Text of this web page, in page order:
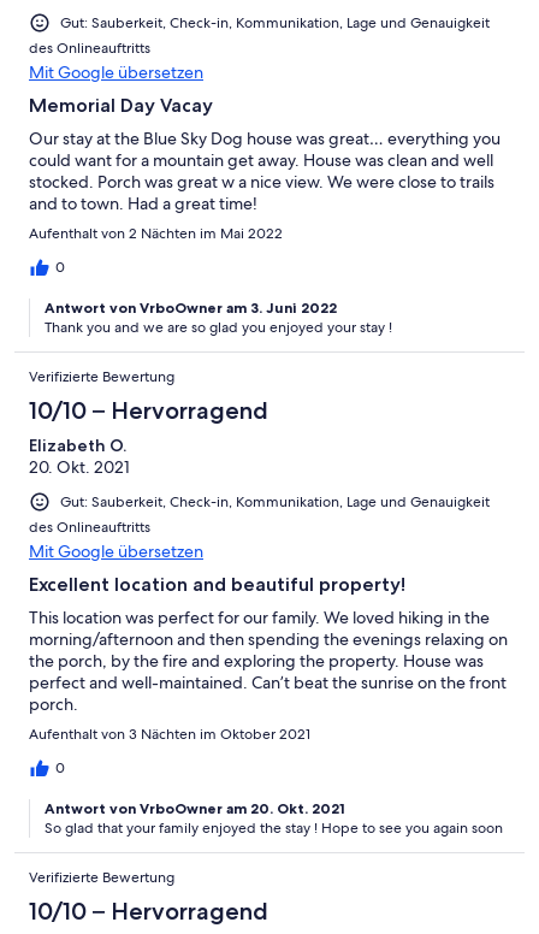
Gut: Sauberkeit, Check-in, Kommunikation, Lage und Genauigkeit
des Onlineauftritts
Mit Google übersetzen
Memorial Day Vacay
Our stay at the Blue Sky Dog house was great… everything you
could want for a mountain get away. House was clean and well
stocked. Porch was great w a nice view. We were close to trails
and to town. Had a great time!
Aufenthalt von 2 Nächten im Mai 2022
0
Antwort von VrboOwner am 3. Juni 2022
Thank you and we are so glad you enjoyed your stay !
Verifizierte Bewertung
10/10 – Hervorragend
Elizabeth O.
20. Okt. 2021
Gut: Sauberkeit, Check-in, Kommunikation, Lage und Genauigkeit
des Onlineauftritts
Mit Google übersetzen
Excellent location and beautiful property!
This location was perfect for our family. We loved hiking in the
morning/afternoon and then spending the evenings relaxing on
the porch, by the fire and exploring the property. House was
perfect and well-maintained. Can’t beat the sunrise on the front
porch.
Aufenthalt von 3 Nächten im Oktober 2021
0
Antwort von VrboOwner am 20. Okt. 2021
So glad that your family enjoyed the stay ! Hope to see you again soon
Verifizierte Bewertung
10/10 – Hervorragend